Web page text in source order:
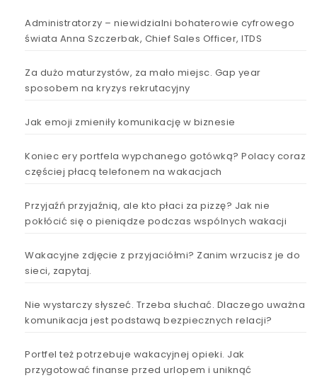
Administratorzy – niewidzialni bohaterowie cyfrowego
świata Anna Szczerbak, Chief Sales Officer, ITDS
Za dużo maturzystów, za mało miejsc. Gap year
sposobem na kryzys rekrutacyjny
Jak emoji zmieniły komunikację w biznesie
Koniec ery portfela wypchanego gotówką? Polacy coraz
częściej płacą telefonem na wakacjach
Przyjaźń przyjaźnią, ale kto płaci za pizzę? Jak nie
pokłócić się o pieniądze podczas wspólnych wakacji
Wakacyjne zdjęcie z przyjaciółmi? Zanim wrzucisz je do
sieci, zapytaj.
Nie wystarczy słyszeć. Trzeba słuchać. Dlaczego uważna
komunikacja jest podstawą bezpiecznych relacji?
Portfel też potrzebuje wakacyjnej opieki. Jak
przygotować finanse przed urlopem i uniknąć